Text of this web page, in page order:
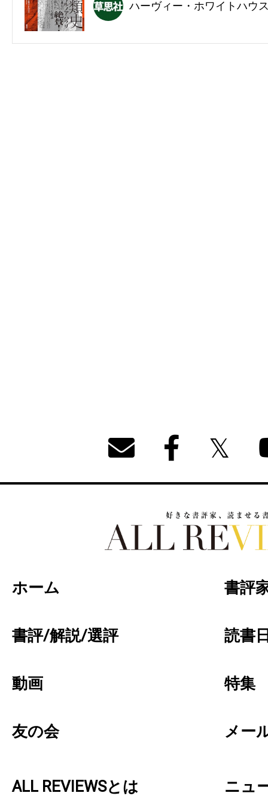
ハーヴィー・ホワイトハウ
ホーム 書評
書評/解説/選評 読書
動画 特集
友の会 メー
ALL REVIEWSとは ニュ